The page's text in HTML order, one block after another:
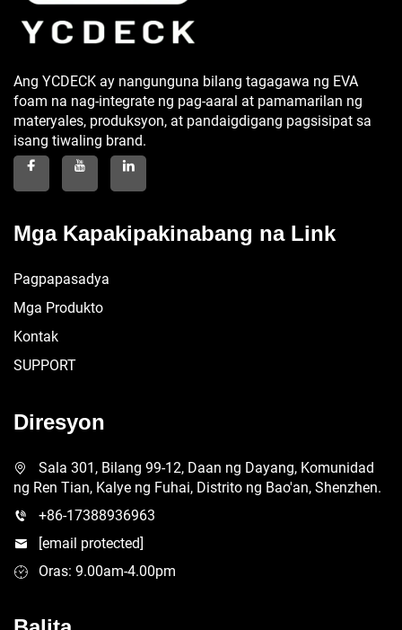
Ang YCDECK ay nangunguna bilang tagagawa ng EVA
foam na nag-integrate ng pag-aaral at pamamarilan ng
materyales, produksyon, at pandaigdigang pagsisipat sa
isang tiwaling brand.
Mga Kapakipakinabang na Link
Pagpapasadya
Mga Produkto
Kontak
SUPPORT
Diresyon
Sala 301, Bilang 99-12, Daan ng Dayang, Komunidad
ng Ren Tian, Kalye ng Fuhai, Distrito ng Bao'an, Shenzhen.
+86-17388936963
[email protected]
Oras: 9.00am-4.00pm